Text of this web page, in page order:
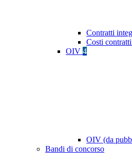
Contratti
Costi
OIV 4
OIV (da
Bandi di concorso